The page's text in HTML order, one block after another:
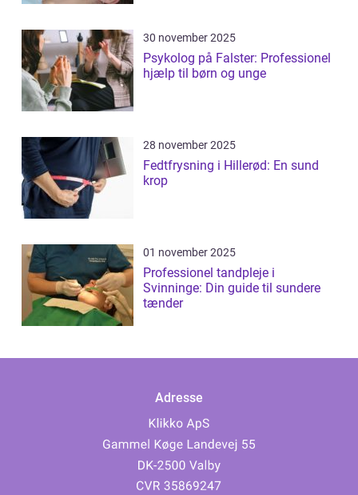
30 november 2025
Psykolog på Falster: Professionel
hjælp til børn og unge
28 november 2025
Fedtfrysning i Hillerød: En sund
krop
01 november 2025
Professionel tandpleje i
Svinninge: Din guide til sundere
tænder
Adresse